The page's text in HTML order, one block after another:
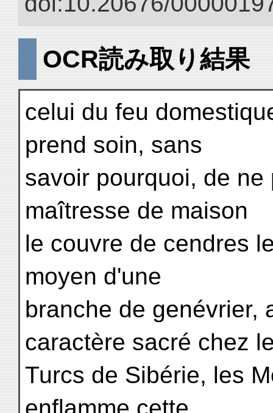
OCR読み取り結果
celui du feu
prend soin, sans
savoir pourquoi, de
maîtresse de maison
le couvre de cendres
moyen d'une
branche de genévrier,
caractère sacré chez
Turcs de Sibérie, les